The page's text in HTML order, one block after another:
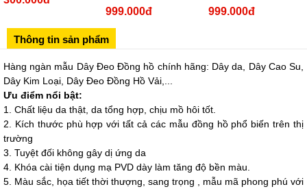
02439392490
Số 28 Chùa Thông - Sơn Tây - Hà Nội
02437939481
Số 53 Trần Đăng Ninh - Cầu Giấy - Hà Nội
034 629 9090
Showroom 86: BH9A-SP.9A-63 Vinhomes Ocean Park 1, Dương
Xá, Gia Lâm, Thành phố Hà Nội
999.000đ
999.000đ
Thông tin sản phẩm
Hàng ngàn mẫu Dây Đeo Đồng hồ chính hãng: Dây da, Dây Cao Su,
Dây Kim Loại, Dây Đeo Đồng Hồ Vải,...
Ưu điểm nổi bật:
1. Chất liệu da thật, da tổng hợp, chịu mồ hôi tốt.
2. Kích thước phù hợp với tất cả các mẫu đồng hồ phổ biến trên thị
trường
3. Tuyệt đối không gây dị ứng da
4. Khóa cài tiện dụng mạ PVD dày làm tăng độ bền màu.
5. Màu sắc, họa tiết thời thượng, sang trọng , mẫu mã phong phú với